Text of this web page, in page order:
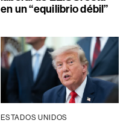
en un “equilibrio débil”
ESTADOS UNIDOS